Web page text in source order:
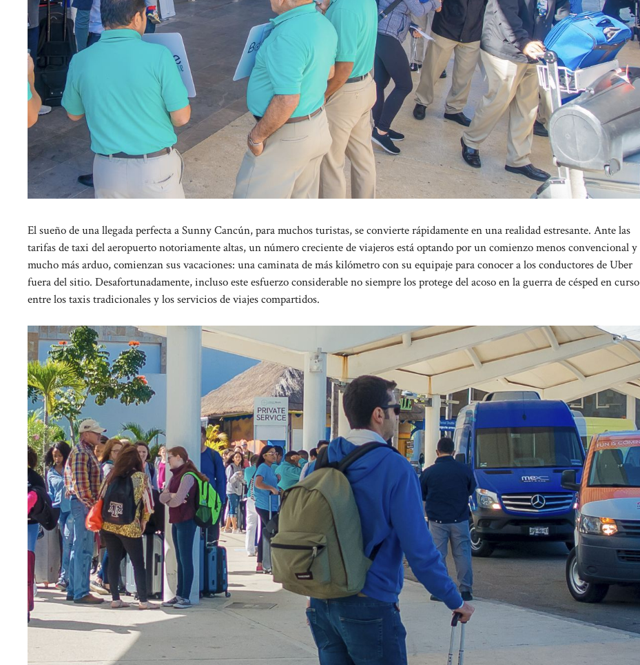
El sueño de una llegada perfecta a Sunny Cancún, para muchos turistas, se convierte rápidamente en una realidad estresante. Ante las
tarifas de taxi del aeropuerto notoriamente altas, un número creciente de viajeros está optando por un comienzo menos convencional y
mucho más arduo, comienzan sus vacaciones: una caminata de más kilómetro con su equipaje para conocer a los conductores de Uber
fuera del sitio. Desafortunadamente, incluso este esfuerzo considerable no siempre los protege del acoso en la guerra de césped en curso
entre los taxis tradicionales y los servicios de viajes compartidos.